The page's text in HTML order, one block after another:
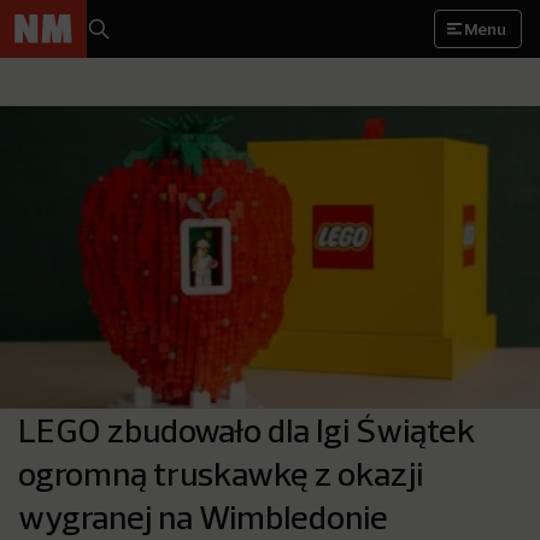
Menu
LEGO zbudowało dla Igi Świątek
ogromną truskawkę z okazji
wygranej na Wimbledonie